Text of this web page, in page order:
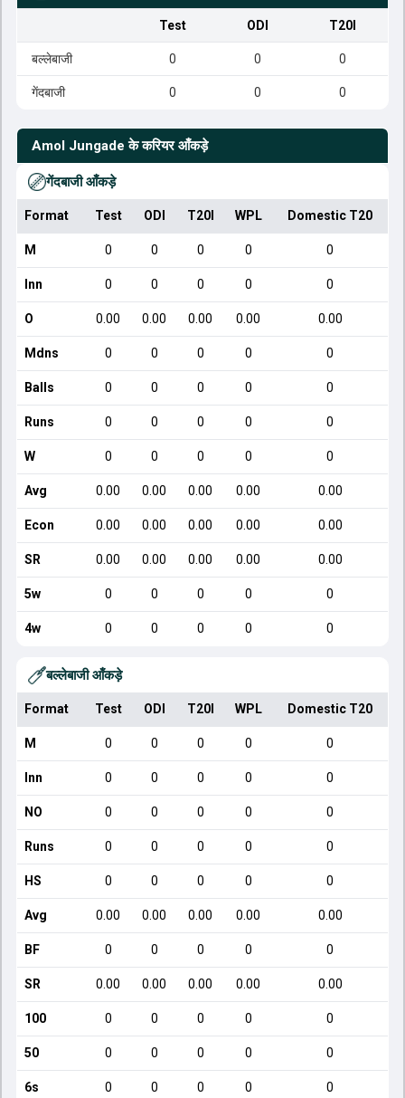
Test ODI T20I
बल्लेबाजी 0 0 0
गेंदबाजी 0 0 0
Amol Jungade के करियर आँकड़े
गेंदबाजी आँकड़े
Format Test ODI T20I WPL Domestic T20
M 0 0 0 0 0
Inn 0 0 0 0 0
O 0.00 0.00 0.00 0.00 0.00
Mdns 0 0 0 0 0
Balls 0 0 0 0 0
Runs 0 0 0 0 0
W 0 0 0 0 0
Avg 0.00 0.00 0.00 0.00 0.00
Econ 0.00 0.00 0.00 0.00 0.00
SR 0.00 0.00 0.00 0.00 0.00
5w 0 0 0 0 0
4w 0 0 0 0 0
बल्लेबाजी आँकड़े
Format Test ODI T20I WPL Domestic T20
M 0 0 0 0 0
Inn 0 0 0 0 0
NO 0 0 0 0 0
Runs 0 0 0 0 0
HS 0 0 0 0 0
Avg 0.00 0.00 0.00 0.00 0.00
BF 0 0 0 0 0
SR 0.00 0.00 0.00 0.00 0.00
100 0 0 0 0 0
50 0 0 0 0 0
6s 0 0 0 0 0